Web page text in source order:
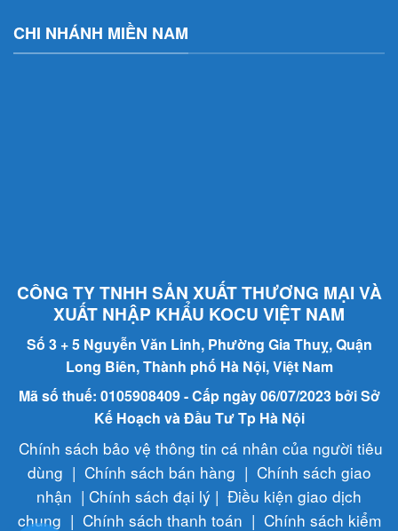
CHI NHÁNH MIỀN NAM
CÔNG TY TNHH SẢN XUẤT THƯƠNG MẠI VÀ
XUẤT NHẬP KHẨU KOCU VIỆT NAM
Số 3 + 5 Nguyễn Văn Linh, Phường Gia Thuỵ, Quận
Long Biên, Thành phố Hà Nội, Việt Nam
Mã số thuế: 0105908409 - Cấp ngày 06/07/2023 bởi Sở
Kế Hoạch và Đầu Tư Tp Hà Nội
Chính sách bảo vệ thông tin cá nhân của người tiêu
dùng | Chính sách bán hàng | Chính sách giao
nhận | Chính sách đại lý | Điều kiện giao dịch
chung | Chính sách thanh toán | Chính sách kiểm